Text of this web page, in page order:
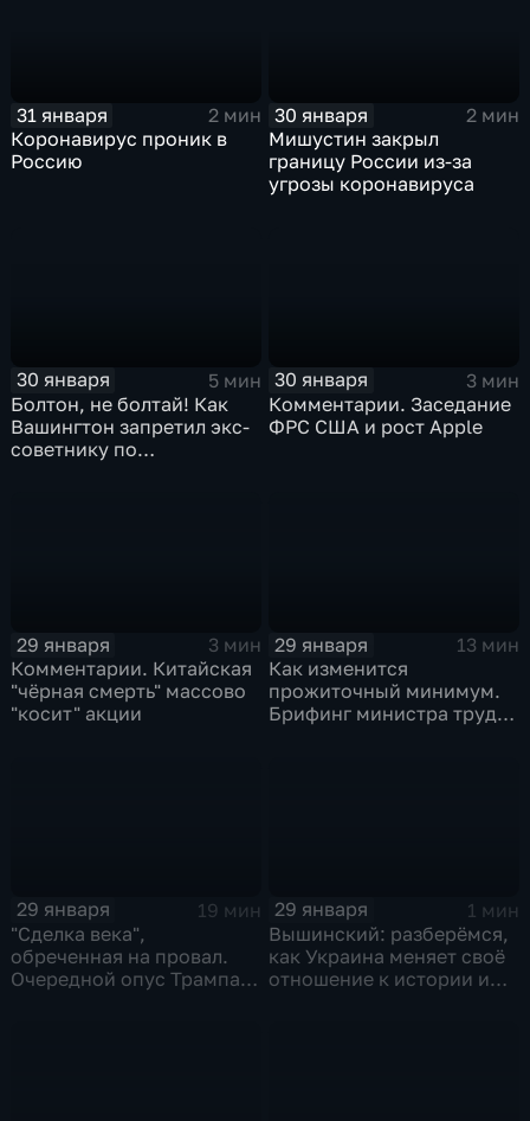
31 января
2 мин
Коронавирус проник в
Россию
30 января
2 мин
Мишустин закрыл
границу России из-за
угрозы коронавируса
30 января
5 мин
Болтон, не болтай! Как
Вашингтон запретил экс-
советнику по
30 января
3 мин
Комментарии. Заседание
ФРС США и рост Apple
29 января
3 мин
Комментарии. Китайская
"чёрная смерть" массово
"косит" акции
29 января
13 мин
Как изменится
прожиточный минимум.
Брифинг министра труда
29 января
19 мин
"Сделка века",
обреченная на провал.
Очередной опус Трампа.
29 января
1 мин
Вышинский: разберёмся,
как Украина меняет своё
отношение к истории и